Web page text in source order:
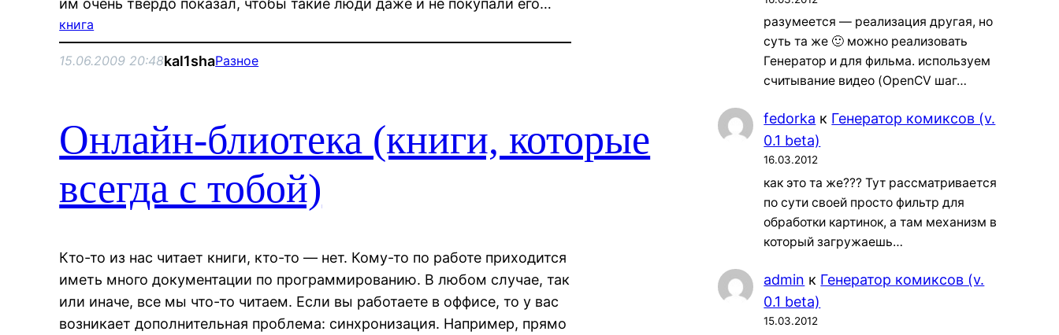
книга
15.06.2009 20:48kal1shaРазное
Онлайн-блиотека (книги, которые
всегда с тобой)
Кто-то из нас читает книги, кто-то — нет. Кому-то по работе приходится
иметь много документации по программированию. В любом случае, так
или иначе, все мы что-то читаем. Если вы работаете в оффисе, то у вас
возникает дополнительная проблема: синхронизация. Например, прямо
разумеется — реализация другая, но
суть та же 🙂 можно реализовать
Генератор и для фильма. используем
считывание видео (OpenCV шаг…
fedorka к Генератор комиксов (v.
0.1 beta)
16.03.2012
как это та же??? Тут рассматривается
по сути своей просто фильтр для
обработки картинок, а там механизм в
который загружаешь…
admin к Генератор комиксов (v.
0.1 beta)
15.03.2012